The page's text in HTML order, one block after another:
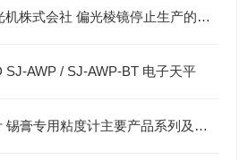
SIGMAKOKI西格玛光机株式会社 偏光棱镜停止生产的通知
SJ-AWP / SJ-AWP-BT 电子天平
马康MALCOM粘度计 锡膏专用粘度计主要产品系列及其特点